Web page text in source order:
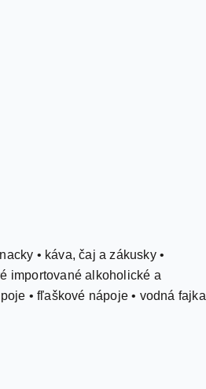
• káva, čaj a zákusky •
importované alkoholické a
• fľaškové nápoje • vodná fajka